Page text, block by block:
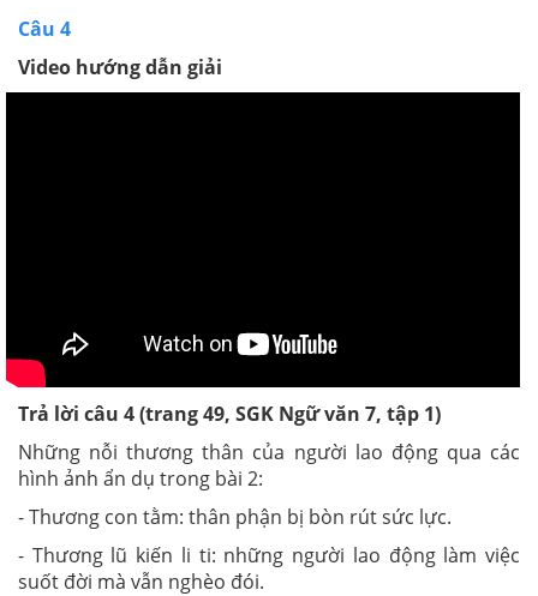
Câu 4
Video hướng dẫn giải
Trả lời câu 4 (trang 49, SGK Ngữ văn 7, tập 1)
Những nỗi thương thân của người lao động qua các
hình ảnh ẩn dụ trong bài 2:
- Thương con tằm: thân phận bị bòn rút sức lực.
- Thương lũ kiến li ti: những người lao động làm việc
suốt đời mà vẫn nghèo đói.